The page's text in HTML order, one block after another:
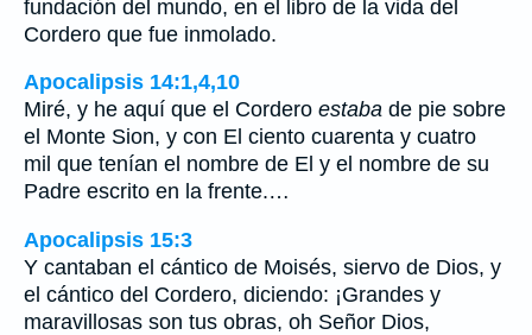
fundación del mundo, en el libro de la vida del
Cordero que fue inmolado.
Apocalipsis 14:1,4,10
Miré, y he aquí que el Cordero estaba de pie sobre
el Monte Sion, y con El ciento cuarenta y cuatro
mil que tenían el nombre de El y el nombre de su
Padre escrito en la frente.…
Apocalipsis 15:3
Y cantaban el cántico de Moisés, siervo de Dios, y
el cántico del Cordero, diciendo: ¡Grandes y
maravillosas son tus obras, oh Señor Dios,